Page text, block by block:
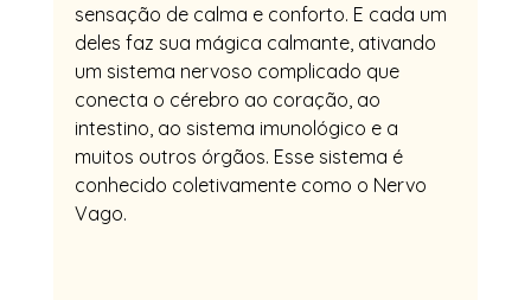
sensação de calma e conforto. E cada um
deles faz sua mágica calmante, ativando
um sistema nervoso complicado que
conecta o cérebro ao coração, ao
intestino, ao sistema imunológico e a
muitos outros órgãos. Esse sistema é
conhecido coletivamente como o Nervo
Vago.